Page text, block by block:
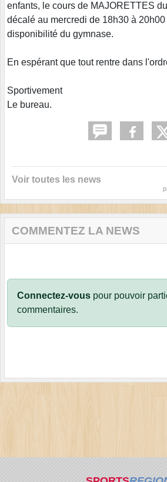
enfants, le cours de MAJORETTES
décalé au mercredi de 18h30 à
disponibilité du gymnase.
En espérant que tout rentre dans
Sportivement
Le bureau.
Voir toutes les news
COMMENTEZ LA NEWS
Connectez-vous pour pouvoir
commentaires.